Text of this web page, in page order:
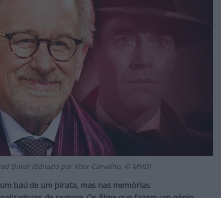
Duval (Editado por Vitor Carvalho, © MHD)
baú de um pirata, mas nas memórias